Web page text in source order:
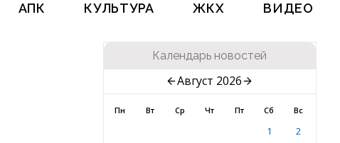
АПК КУЛЬТУРА ЖКХ ВИДЕО
Календарь новостей
Август 2026
Пн Вт Ср Чт Пт Сб Вс
1
2